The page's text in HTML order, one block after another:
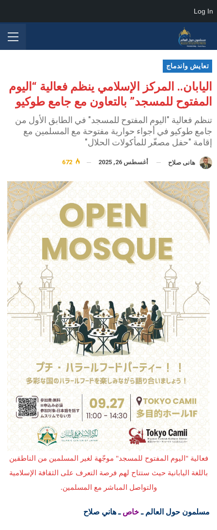
تعايش واندماج
اليابان.. المركز الإسلامي ينظم فعالية “اليوم
المفتوح للمسجد” بالتعاون مع جامع طوكيو
تنظم فعالية "اليوم المفتوح للمسجد" في الطابق الأول من
جامع طوكيو في أجواء حوارية مفتوحة مع المسلمين مع
إقامة "حفل مصغّر للمأكولات الحلال"
هانى صلاح أغسطس 26, 2025
فعالية "اليوم المفتوح للمسجد" موجّهة لغير المسلمين من الناطقين
باللغة اليابانية حيث ستتاح لهم فرصة التعرف على الثقافة الإسلامية
والتواصل المباشر مع المسلمين.
مسلمون حول العالم ـخاصـ هاني صلاح
Log In